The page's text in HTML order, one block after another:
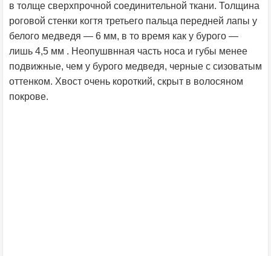
в толще сверхпрочной соединительной ткани. Толщина
роговой стенки когтя третьего пальца передней лапы у
белого медведя — 6 мм, в то время как у бурого —
лишь 4,5 мм . Неопушвнная часть носа и губы менее
подвижные, чем у бурого медведя, черные с сизоватым
оттенком. Хвост очень короткий, скрыт в волосяном
покрове.